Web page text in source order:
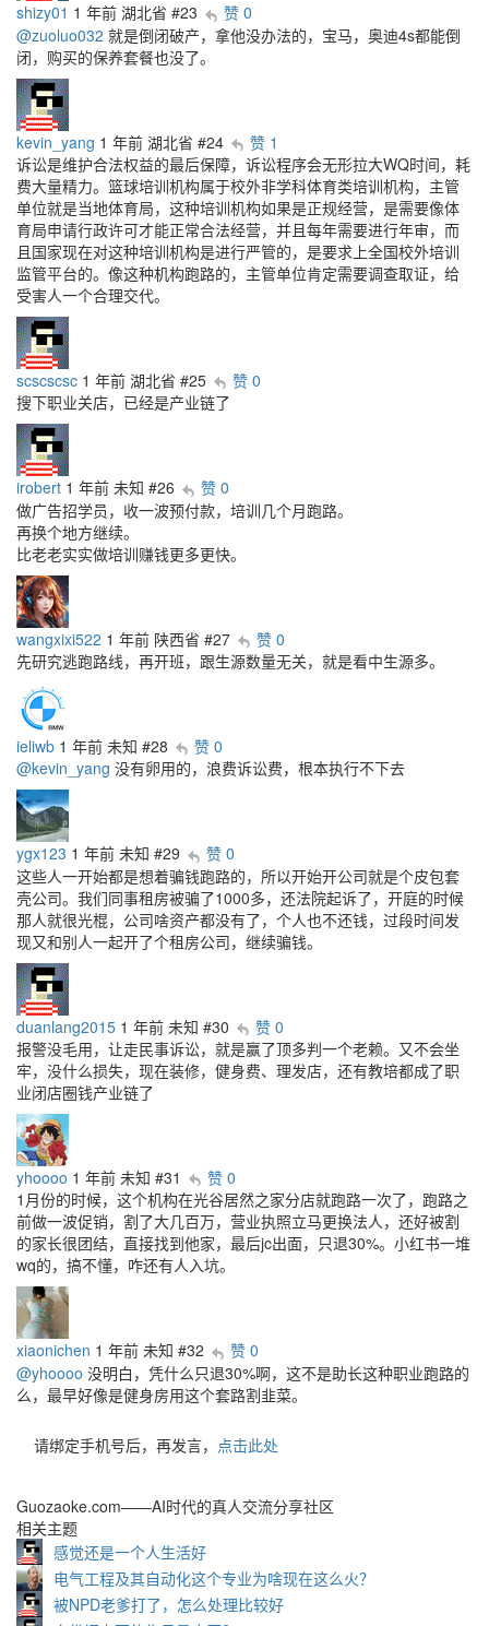
shizy01 1 年前 湖北省 #23
赞 0
@zuoluo032 就是倒闭破产，拿他没办法的，宝马，奥迪4s都能倒
闭，购买的保养套餐也没了。
kevin_yang 1 年前 湖北省 #24
赞 1
诉讼是维护合法权益的最后保障，诉讼程序会无形拉大WQ时间，耗
费大量精力。篮球培训机构属于校外非学科体育类培训机构，主管
单位就是当地体育局，这种培训机构如果是正规经营，是需要像体
育局申请行政许可才能正常合法经营，并且每年需要进行年审，而
且国家现在对这种培训机构是进行严管的，是要求上全国校外培训
监管平台的。像这种机构跑路的，主管单位肯定需要调查取证，给
受害人一个合理交代。
scscscsc 1 年前 湖北省 #25
赞 0
搜下职业关店，已经是产业链了
irobert 1 年前 未知 #26
赞 0
做广告招学员，收一波预付款，培训几个月跑路。
再换个地方继续。
比老老实实做培训赚钱更多更快。
wangxixi522 1 年前 陕西省 #27
赞 0
先研究逃跑路线，再开班，跟生源数量无关，就是看中生源多。
ieliwb 1 年前 未知 #28
赞 0
@kevin_yang 没有卵用的，浪费诉讼费，根本执行不下去
ygx123 1 年前 未知 #29
赞 0
这些人一开始都是想着骗钱跑路的，所以开始开公司就是个皮包套
壳公司。我们同事租房被骗了1000多，还法院起诉了，开庭的时候
那人就很光棍，公司啥资产都没有了，个人也不还钱，过段时间发
现又和别人一起开了个租房公司，继续骗钱。
duanlang2015 1 年前 未知 #30
赞 0
报警没毛用，让走民事诉讼，就是赢了顶多判一个老赖。又不会坐
牢，没什么损失，现在装修，健身费、理发店，还有教培都成了职
业闭店圈钱产业链了
yhoooo 1 年前 未知 #31
赞 0
1月份的时候，这个机构在光谷居然之家分店就跑路一次了，跑路之
前做一波促销，割了大几百万，营业执照立马更换法人，还好被割
的家长很团结，直接找到他家，最后jc出面，只退30%。小红书一堆
wq的，搞不懂，咋还有人入坑。
xiaonichen 1 年前 未知 #32
赞 0
@yhoooo 没明白，凭什么只退30%啊，这不是助长这种职业跑路的
么，最早好像是健身房用这个套路割韭菜。
请绑定手机号后，再发言， 点击此处
Guozaoke.com——AI时代的真人交流分享社区
相关主题
感觉还是一个人生活好
电气工程及其自动化这个专业为啥现在这么火？
被NPD老爹打了，怎么处理比较好